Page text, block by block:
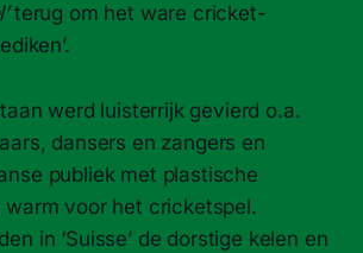
terug om het ware cricket-
werd luisterrijk gevierd o.a.
dansers en zangers en
publiek met plastische
voor het cricketspel.
in ‘Suisse’ de dorstige kelen en